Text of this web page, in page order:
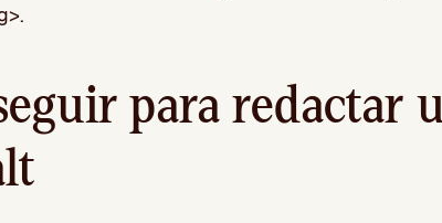
para redactar